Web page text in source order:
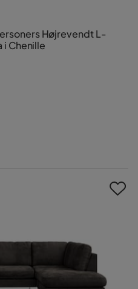
Højrevendt L-
Chenille